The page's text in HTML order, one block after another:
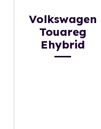
Volkswagen
Touareg
Ehybrid